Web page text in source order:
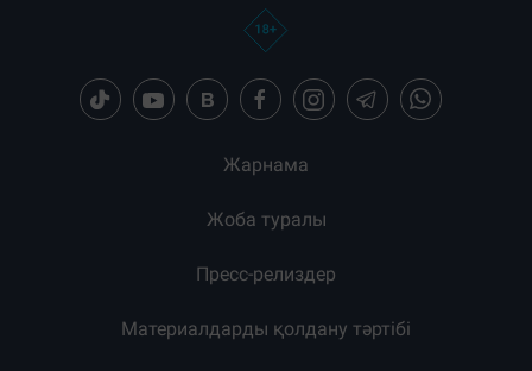
Жарнама
Жоба туралы
Пресс-релиздер
Материалдарды қолдану тәртібі